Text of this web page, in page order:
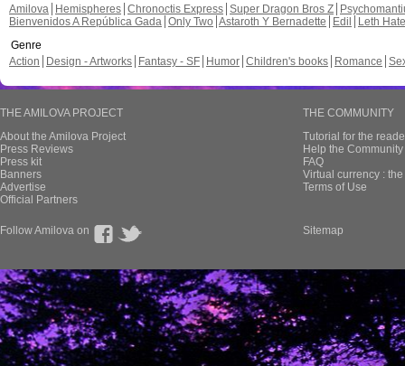
Amilova
Hemispheres Chronoctis Express Super Dragon Bros Z
Bienvenidos A República Gada Only Two Astaroth Y Bernadette Edil
Leth Hate
Genre
Action
Design - Artworks Fantasy - SF Humor Children's books Romance
THE AMILOVA PROJECT
About the Amilova Project
Press Reviews
Press kit
Banners
Advertise
Official Partners
THE COMMUNITY
Tutorial for the
Help the
FAQ
Virtual currency :
Terms of Use
Follow Amilova on Sitemap